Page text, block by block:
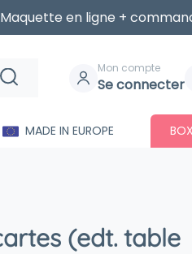
Maquette en ligne +
Mon compte
Se connecter
MADE IN EUROPE
(edt. table